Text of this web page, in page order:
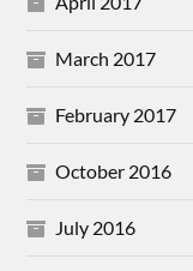
March 2017
February 2017
October 2016
July 2016